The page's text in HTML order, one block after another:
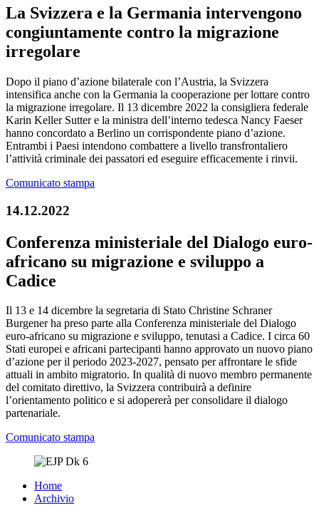
La Svizzera e la Germania intervengono
congiuntamente contro la migrazione
irregolare
Dopo il piano d’azione bilaterale con l’Austria, la Svizzera
intensifica anche con la Germania la cooperazione per lottare contro
la migrazione irregolare. Il 13 dicembre 2022 la consigliera federale
Karin Keller Sutter e la ministra dell’interno tedesca Nancy Faeser
hanno concordato a Berlino un corrispondente piano d’azione.
Entrambi i Paesi intendono combattere a livello transfrontaliero
l’attività criminale dei passatori ed eseguire efficacemente i rinvii.
Comunicato stampa
14.12.2022
Conferenza ministeriale del Dialogo euro-
africano su migrazione e sviluppo a
Cadice
Il 13 e 14 dicembre la segretaria di Stato Christine Schraner
Burgener ha preso parte alla Conferenza ministeriale del Dialogo
euro-africano su migrazione e sviluppo, tenutasi a Cadice. I circa 60
Stati europei e africani partecipanti hanno approvato un nuovo piano
d’azione per il periodo 2023-2027, pensato per affrontare le sfide
attuali in ambito migratorio. In qualità di nuovo membro permanente
del comitato direttivo, la Svizzera contribuirà a definire
l’orientamento politico e si adopererà per consolidare il dialogo
partenariale.
Comunicato stampa
Home
Archivio